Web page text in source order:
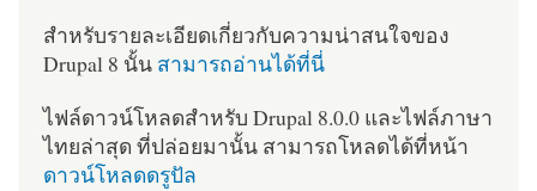
สำหรับรายละเอียดเกี่ยวกับความน่าสนใจของ
Drupal 8 นั้น สามารถอ่านได้ที่นี่
ไฟล์ดาวน์โหลดสำหรับ Drupal 8.0.0 และไฟล์ภาษา
ไทยล่าสุด ที่ปล่อยมานั้น สามารถโหลดได้ที่หน้า
ดาวน์โหลดดรูปัล